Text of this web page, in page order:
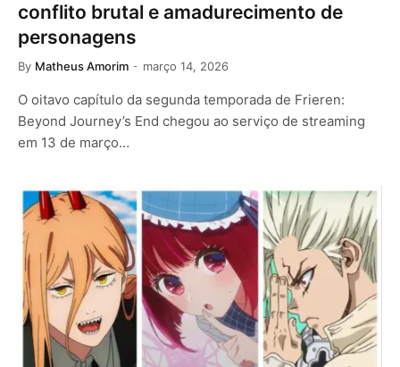
conflito brutal e amadurecimento de
personagens
By Matheus Amorim março 14, 2026
O oitavo capítulo da segunda temporada de Frieren:
Beyond Journey’s End chegou ao serviço de streaming
em 13 de março…